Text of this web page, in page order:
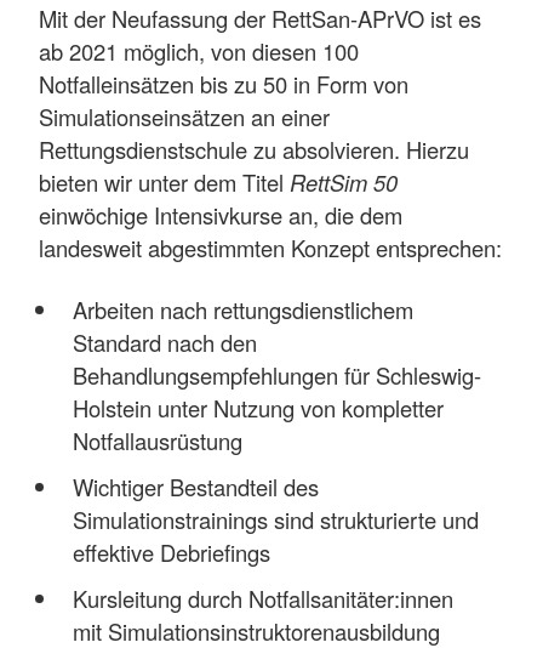
Mit der Neufassung der RettSan-APrVO ist es
ab 2021 möglich, von diesen 100
Notfalleinsätzen bis zu 50 in Form von
Simulationseinsätzen an einer
Rettungsdienstschule zu absolvieren. Hierzu
bieten wir unter dem Titel RettSim 50
einwöchige Intensivkurse an, die dem
landesweit abgestimmten Konzept entsprechen:
Arbeiten nach rettungsdienstlichem
Standard nach den
Behandlungsempfehlungen für Schleswig-
Holstein unter Nutzung von kompletter
Notfallausrüstung
Wichtiger Bestandteil des
Simulationstrainings sind strukturierte und
effektive Debriefings
Kursleitung durch Notfallsanitäter:innen
mit Simulationsinstruktorenausbildung